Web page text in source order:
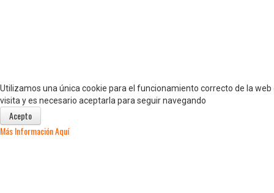
Utilizamos una única cookie para el funcionamiento correcto de la
visita y es necesario aceptarla para seguir navegando
Acepto
Más Información Aquí